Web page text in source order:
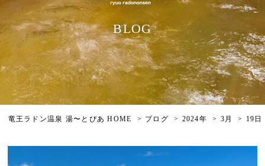
BLOG
竜王ラドン温泉 湯〜とぴあ HOME ブログ 2024年 3月 19日